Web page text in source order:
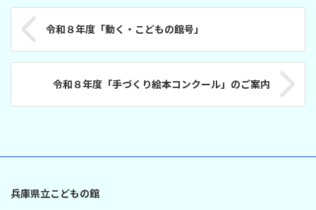
令和８年度「動く・こどもの館号」
令和８年度「手づくり絵本コンクール」のご案内
兵庫県立こどもの館